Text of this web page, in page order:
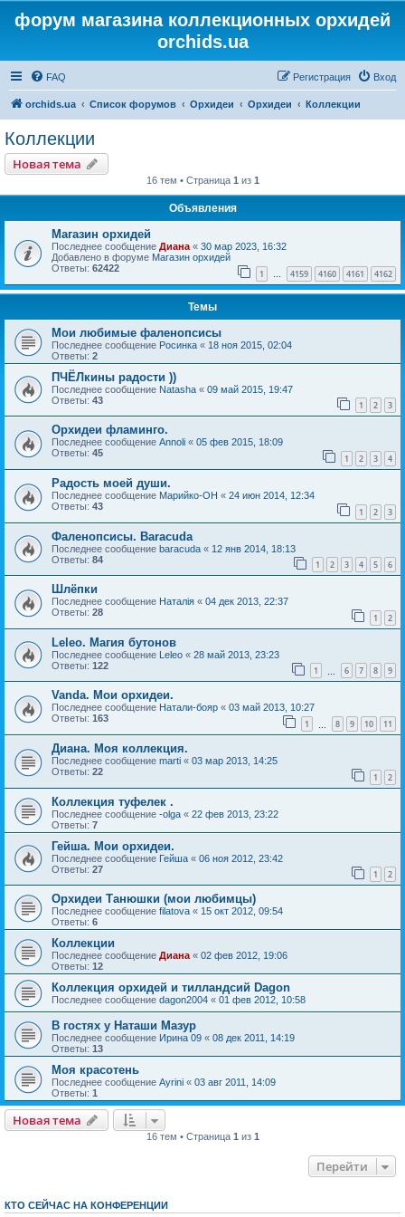
форум магазина коллекционных орхидей
orchids.ua
FAQ Вход
Регистрация
orchids.ua Список форумов Орхидеи Орхидеи Коллекции
Коллекции
Новая тема
16 тем • Страница 1 из 1
Объявления
Магазин орхидей
Последнее сообщение Диана « 30 мар 2023, 16:32
Добавлено в форуме Магазин орхидей
Ответы: 62422 1 … 4159 4160 4161 4162
Темы
Мои любимые фаленопсисы
Последнее сообщение Росинка « 18 ноя 2015, 02:04
Ответы: 2
ПЧЁЛкины радости ))
Последнее сообщение Natasha « 09 май 2015, 19:47
Ответы: 43 1 2 3
Орхидеи фламинго.
Последнее сообщение Annoli « 05 фев 2015, 18:09
Ответы: 45 1 2 3 4
Радость моей души.
Последнее сообщение Марийко-ОН « 24 июн 2014, 12:34
Ответы: 43 1 2 3
Фаленопсисы. Baracuda
Последнее сообщение baracuda « 12 янв 2014, 18:13
Ответы: 84 1 2 3 4 5 6
Шлёпки
Последнее сообщение Наталія « 04 дек 2013, 22:37
Ответы: 28 1 2
Leleo. Магия бутонов
Последнее сообщение Leleo « 28 май 2013, 23:23
Ответы: 122 1 6 7 8 9
Vanda. Мои орхидеи.
Последнее сообщение Натали-бояр « 03 май 2013, 10:27
Ответы: 163 1 8 9 10 11
Диана. Моя коллекция.
Последнее сообщение marti « 03 мар 2013, 14:25
Ответы: 22 1 2
Коллекция туфелек .
Последнее сообщение -olga « 22 фев 2013, 23:22
Ответы: 7
Гейша. Мои орхидеи.
Последнее сообщение Гейша « 06 ноя 2012, 23:42
Ответы: 27 1 2
Орхидеи Танюшки (мои любимцы)
Последнее сообщение filatova « 15 окт 2012, 09:54
Ответы: 6
Коллекции
Последнее сообщение Диана« 02 фев 2012, 19:06
Ответы: 12
Коллекция орхидей и тилландсий Dagon
Последнее сообщение dagon2004 « 01 фев 2012, 10:58
В гостях у Наташи Мазур
Последнее сообщение Ирина 09 « 08 дек 2011, 14:19
Ответы: 13
Моя красотень
Последнее сообщение Ayrini « 03 авг 2011, 14:09
Ответы: 1
Новая тема
16 тем • Страница 1из 1
Перейти
КТО СЕЙЧАС НА КОНФЕРЕНЦИИ